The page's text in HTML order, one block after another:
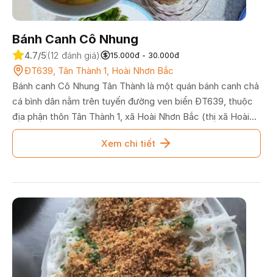
Bánh Canh Cô Nhung
4.7/5 (12 đánh giá) 15.000đ - 30.000đ
ĐT639, Tân Thành 1, Hoài Nhơn Bắc
Bánh canh Cô Nhung Tân Thành là một quán bánh canh chả
cá bình dân nằm trên tuyến đường ven biển ĐT639, thuộc
địa phận thôn Tân Thành 1, xã Hoài Nhơn Bắc (thị xã Hoài
Nhơn, Bình Định). Quán nổi tiếng với du khách và người dân
địa phương nhờ hương vị nước dùng ngọt thanh đúng vị
đường khám phá biển Hoài Nhơn.
Xem chi tiết